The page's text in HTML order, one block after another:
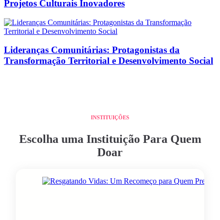
Projetos Culturais Inovadores
Lideranças Comunitárias: Protagonistas da
Transformação Territorial e Desenvolvimento Social
INSTITUIÇÕES
Escolha uma Instituição Para Quem
Doar